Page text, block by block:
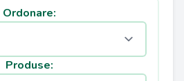
Ordonare:
Produse: